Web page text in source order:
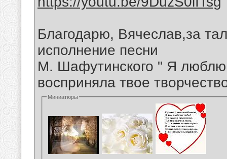
Благодарю, Вячеслав,за
исполнение песни
М. Шафутинского " Я
восприняла твое
Миниатюры